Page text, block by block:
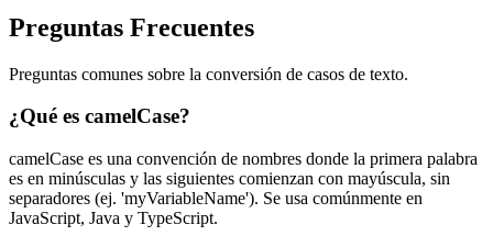
Preguntas Frecuentes
Preguntas comunes sobre la conversión de casos de texto.
¿Qué es camelCase?
camelCase es una convención de nombres donde la primera palabra
es en minúsculas y las siguientes comienzan con mayúscula, sin
separadores (ej. 'myVariableName'). Se usa comúnmente en
JavaScript, Java y TypeScript.